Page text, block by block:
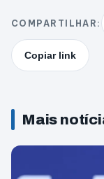
COMPARTILHAR:
Copiar link
Mais